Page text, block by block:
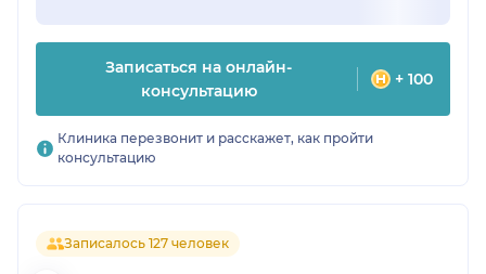
Записаться на онлайн-
консультацию
+ 100
Клиника перезвонит и расскажет, как пройти
консультацию
Записалось 127 человек